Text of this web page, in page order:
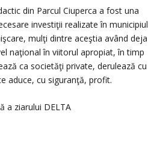
din Parcul Ciuperca a fost una
investiţii realizate în municipiul
mulţi dintre aceştia având deja
naţional în viitorul apropiat, în timp
ca societăţi private, derulează cu
aduce, cu siguranţă, profit.
a ziarului DELTA